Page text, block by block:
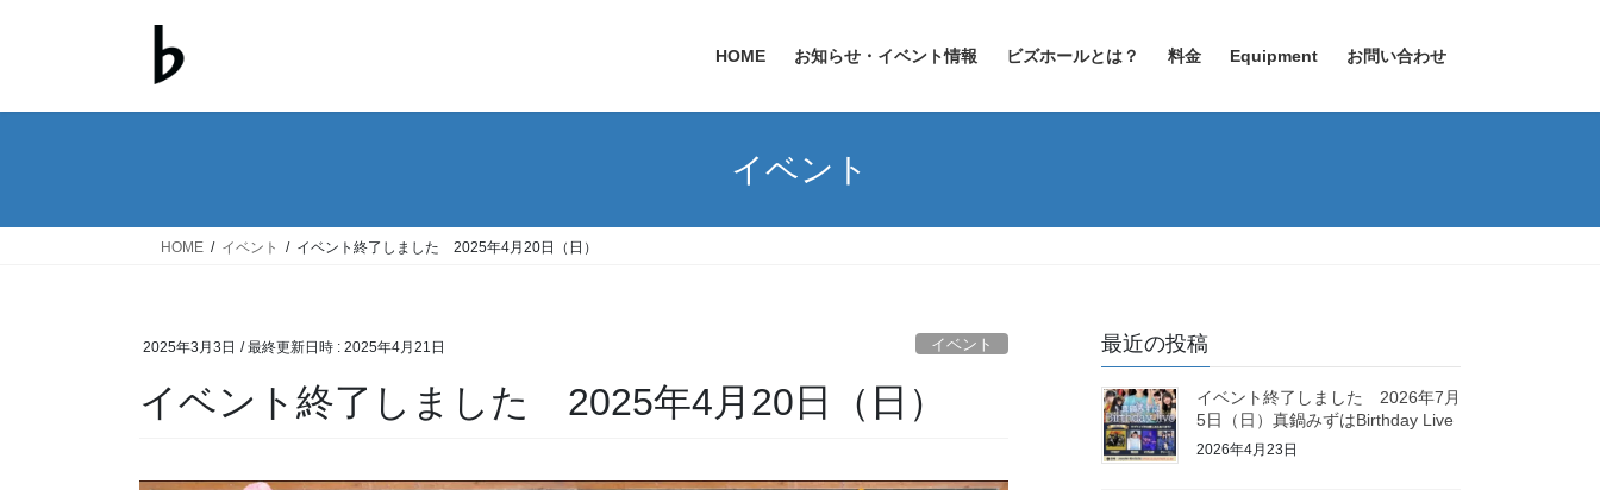
HOME お知らせ・イベント情報 ビズホールとは？ 料金 Equipment お問い合わせ
イベント
HOME イベント イベント終了しました 2025年4月20日（日）
2025年3月3日 / 最終更新日時 : 2025年4月21日 イベント
イベント終了しました 2025年4月20日（日）
最近の投稿
イベント終了しました 2026年7月
5日（日）真鍋みずはBirthday Live
2026年4月23日